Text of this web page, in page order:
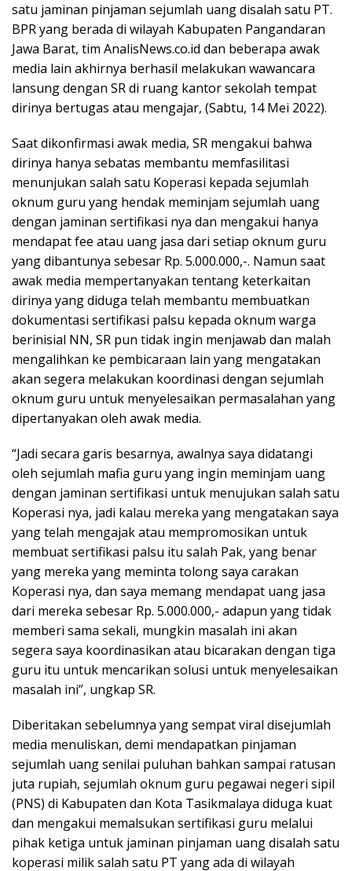
satu jaminan pinjaman sejumlah uang disalah satu PT.
BPR yang berada di wilayah Kabupaten Pangandaran
Jawa Barat, tim AnalisNews.co.id dan beberapa awak
media lain akhirnya berhasil melakukan wawancara
lansung dengan SR di ruang kantor sekolah tempat
dirinya bertugas atau mengajar, (Sabtu, 14 Mei 2022).
Saat dikonfirmasi awak media, SR mengakui bahwa
dirinya hanya sebatas membantu memfasilitasi
menunjukan salah satu Koperasi kepada sejumlah
oknum guru yang hendak meminjam sejumlah uang
dengan jaminan sertifikasi nya dan mengakui hanya
mendapat fee atau uang jasa dari setiap oknum guru
yang dibantunya sebesar Rp. 5.000.000,-. Namun saat
awak media mempertanyakan tentang keterkaitan
dirinya yang diduga telah membantu membuatkan
dokumentasi sertifikasi palsu kepada oknum warga
berinisial NN, SR pun tidak ingin menjawab dan malah
mengalihkan ke pembicaraan lain yang mengatakan
akan segera melakukan koordinasi dengan sejumlah
oknum guru untuk menyelesaikan permasalahan yang
dipertanyakan oleh awak media.
“Jadi secara garis besarnya, awalnya saya didatangi
oleh sejumlah mafia guru yang ingin meminjam uang
dengan jaminan sertifikasi untuk menujukan salah satu
Koperasi nya, jadi kalau mereka yang mengatakan saya
yang telah mengajak atau mempromosikan untuk
membuat sertifikasi palsu itu salah Pak, yang benar
yang mereka yang meminta tolong saya carakan
Koperasi nya, dan saya memang mendapat uang jasa
dari mereka sebesar Rp. 5.000.000,- adapun yang tidak
memberi sama sekali, mungkin masalah ini akan
segera saya koordinasikan atau bicarakan dengan tiga
guru itu untuk mencarikan solusi untuk menyelesaikan
masalah ini”, ungkap SR.
Diberitakan sebelumnya yang sempat viral disejumlah
media menuliskan, demi mendapatkan pinjaman
sejumlah uang senilai puluhan bahkan sampai ratusan
juta rupiah, sejumlah oknum guru pegawai negeri sipil
(PNS) di Kabupaten dan Kota Tasikmalaya diduga kuat
dan mengakui memalsukan sertifikasi guru melalui
pihak ketiga untuk jaminan pinjaman uang disalah satu
koperasi milik salah satu PT yang ada di wilayah